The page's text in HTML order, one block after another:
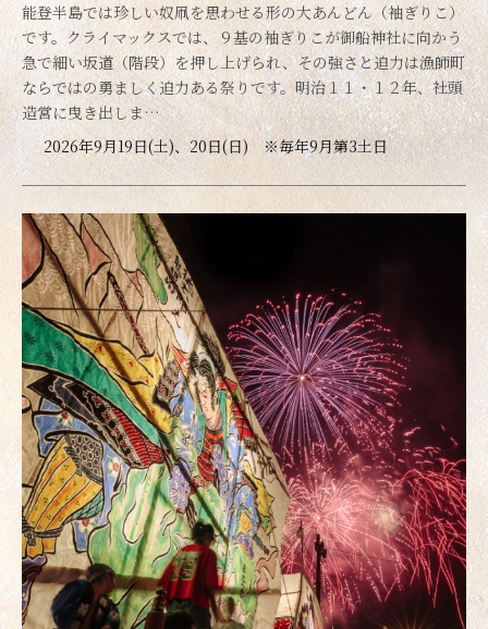
能登半島では珍しい奴凧を思わせる形の大あんどん（袖ぎりこ）
です。クライマックスでは、９基の袖ぎりこが御船神社に向かう
急で細い坂道（階段）を押し上げられ、その強さと迫力は漁師町
ならではの勇ましく迫力ある祭りです。明治１１・１２年、社頭
造営に曳き出しま…
2026年9月19日(土)、20日(日) ※毎年9月第3土日